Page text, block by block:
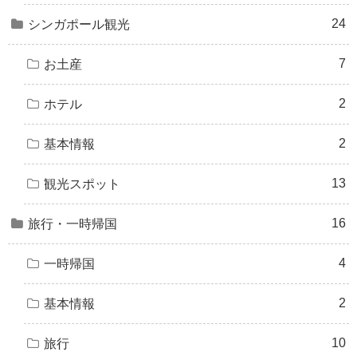
シンガポール観光 24
お土産 7
ホテル 2
基本情報 2
観光スポット 13
旅行・一時帰国 16
一時帰国 4
基本情報 2
旅行 10